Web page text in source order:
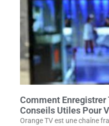
Comment Enregistrer
Conseils Utiles Pour
Orange TV est une chaîne